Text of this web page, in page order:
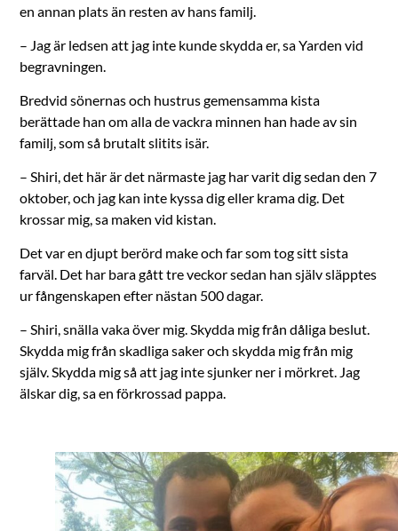
en annan plats än resten av hans familj.
– Jag är ledsen att jag inte kunde skydda er, sa Yarden vid
begravningen.
Bredvid sönernas och hustrus gemensamma kista
berättade han om alla de vackra minnen han hade av sin
familj, som så brutalt slitits isär.
– Shiri, det här är det närmaste jag har varit dig sedan den 7
oktober, och jag kan inte kyssa dig eller krama dig. Det
krossar mig, sa maken vid kistan.
Det var en djupt berörd make och far som tog sitt sista
farväl. Det har bara gått tre veckor sedan han själv släpptes
ur fångenskapen efter nästan 500 dagar.
– Shiri, snälla vaka över mig. Skydda mig från dåliga beslut.
Skydda mig från skadliga saker och skydda mig från mig
själv. Skydda mig så att jag inte sjunker ner i mörkret. Jag
älskar dig, sa en förkrossad pappa.